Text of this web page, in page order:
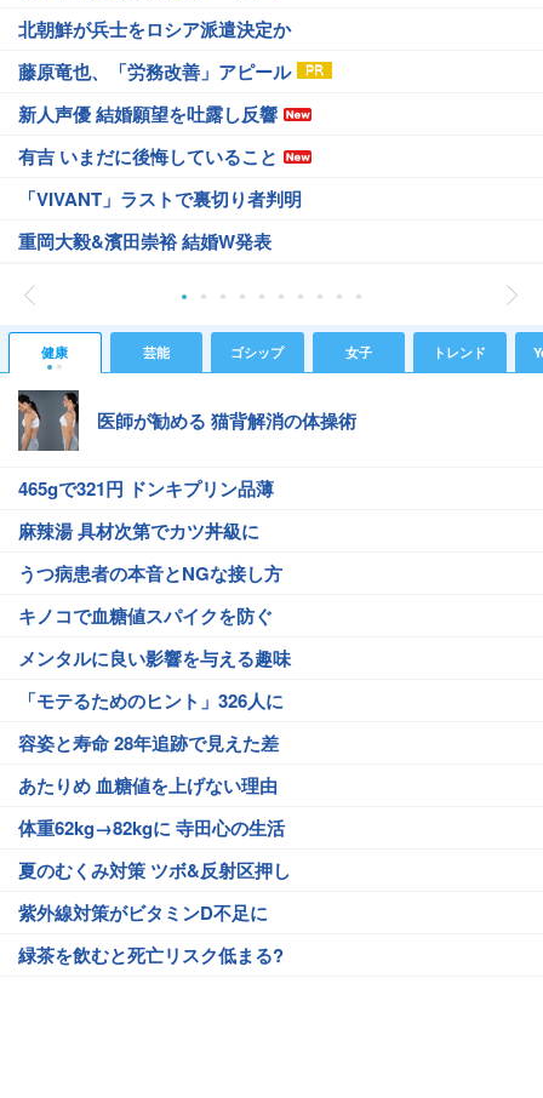
北朝鮮が兵士をロシア派遣決定か
藤原竜也、「労務改善」アピール
新人声優 結婚願望を吐露し反響
有吉 いまだに後悔していること
「VIVANT」ラストで裏切り者判明
重岡大毅&濱田崇裕 結婚W発表
健康 芸能 ゴシップ 女子 トレンド
医師が勧める 猫背解消の体操術
465gで321円 ドンキプリン品薄
麻辣湯 具材次第でカツ丼級に
うつ病患者の本音とNGな接し方
キノコで血糖値スパイクを防ぐ
メンタルに良い影響を与える趣味
「モテるためのヒント」326人に
容姿と寿命 28年追跡で見えた差
あたりめ 血糖値を上げない理由
体重62kg→82kgに 寺田心の生活
夏のむくみ対策 ツボ&反射区押し
紫外線対策がビタミンD不足に
緑茶を飲むと死亡リスク低まる?